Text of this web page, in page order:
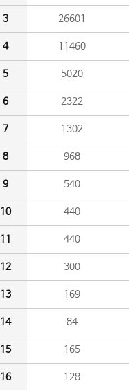
3 26601
4 11460
5 5020
6 2322
7 1302
8 968
9 540
10 440
11 440
12 300
13 169
14 84
15 165
16 128